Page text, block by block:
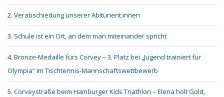
Verabschiedung unserer Abiturient:innen
Schule ist ein Ort, an dem man miteinander spricht
Bronze-Medaille fürs Corvey – 3. Platz bei „Jugend trainiert für
Olympia“ im Tischtennis-Mannschaftswettbewerb
Corveystraße beim Hamburger Kids Triathlon – Elena holt Gold,